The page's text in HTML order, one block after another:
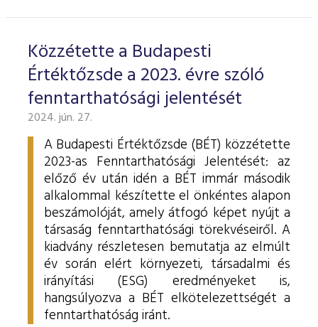
Közzétette a Budapesti
Értéktőzsde a 2023. évre szóló
fenntarthatósági jelentését
2024. jún. 27.
A Budapesti Értéktőzsde (BÉT) közzétette
2023-as Fenntarthatósági Jelentését: az
előző év után idén a BÉT immár második
alkalommal készítette el önkéntes alapon
beszámolóját, amely átfogó képet nyújt a
társaság fenntarthatósági törekvéseiről. A
kiadvány részletesen bemutatja az elmúlt
év során elért környezeti, társadalmi és
irányítási (ESG) eredményeket is,
hangsúlyozva a BÉT elkötelezettségét a
fenntarthatóság iránt.